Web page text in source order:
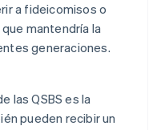
a fideicomisos o
mantendría la
generaciones.
las QSBS es la
pueden recibir un